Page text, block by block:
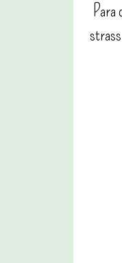
Para